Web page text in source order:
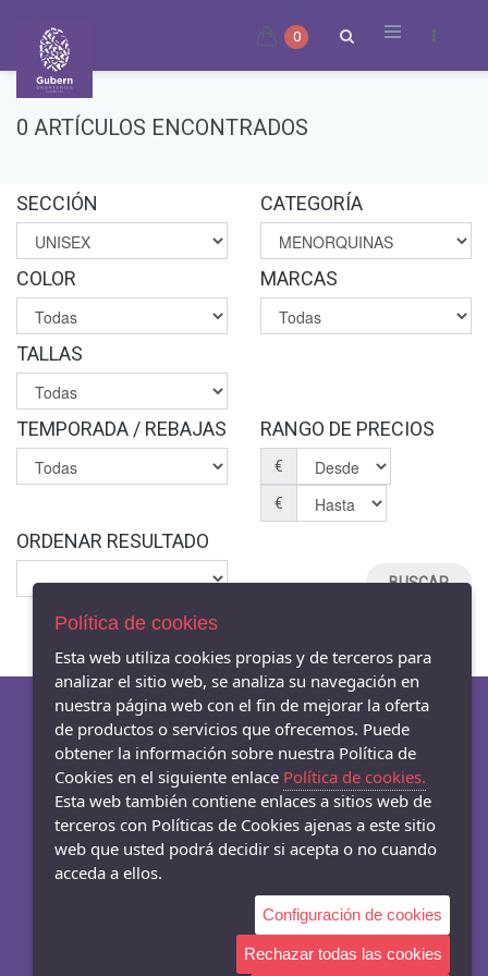
0
0 ARTÍCULOS ENCONTRADOS
SECCIÓN CATEGORÍA
COLOR MARCAS
TALLAS
TEMPORADA / REBAJAS RANGO DE PRECIOS
€
€
ORDENAR RESULTADO
AVISO LEGAL
POLÍTICA DE COOKIES
ENVÍOS Y DEVOLUCIONES
- Carrer Mar 54-56, Badalona - 08911 (Barcelona)
Política de cookies
Esta web utiliza cookies propias y de terceros para
analizar el sitio web, se analiza su navegación en
nuestra página web con el fin de mejorar la oferta
de productos o servicios que ofrecemos. Puede
obtener la información sobre nuestra Política de
Cookies en el siguiente enlace Política de cookies.
Esta web también contiene enlaces a sitios web de
terceros con Políticas de Cookies ajenas a este sitio
web que usted podrá decidir si acepta o no cuando
acceda a ellos.
Configuración de cookies
Rechazar todas las cookies